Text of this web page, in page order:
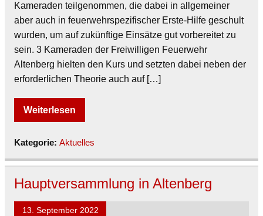
Kameraden teilgenommen, die dabei in allgemeiner
aber auch in feuerwehrspezifischer Erste-Hilfe geschult
wurden, um auf zukünftige Einsätze gut vorbereitet zu
sein. 3 Kameraden der Freiwilligen Feuerwehr
Altenberg hielten den Kurs und setzten dabei neben der
erforderlichen Theorie auch auf […]
Weiterlesen
Kategorie: Aktuelles
Hauptversammlung in Altenberg
13. September 2022